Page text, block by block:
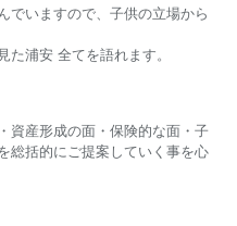
でいますので、子供の立場から
た浦安 全てを語れます。
資産形成の面・保険的な面・子
総括的にご提案していく事を心